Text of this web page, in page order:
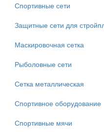
Спортивные сети
Защитные сети для
Маскировочная сетка
Рыболовные сети
Сетка металлическая
Спортивное оборудование
Спортивные мячи